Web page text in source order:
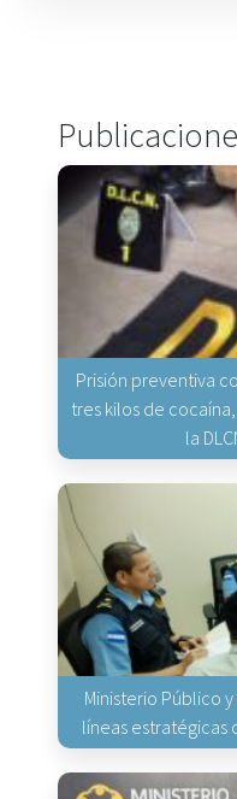
Prisión preventiva
tres kilos de
la
Ministerio Público
líneas estratégicas